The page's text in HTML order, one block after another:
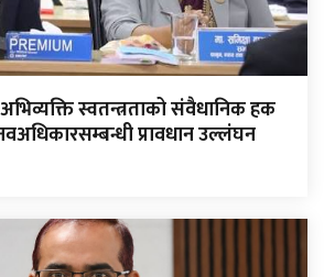
स्वतन्त्रताको संवैधानिक हक
प्रावधान उल्लंघन